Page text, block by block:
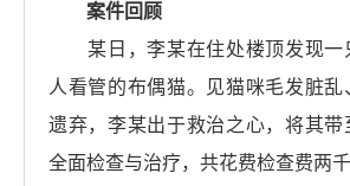
案件回顾
某日，李某在住处楼顶发现一
人看管的布偶猫。见猫咪毛发脏乱
遗弃，李某出于救治之心，将其带
全面检查与治疗，共花费检查费两千